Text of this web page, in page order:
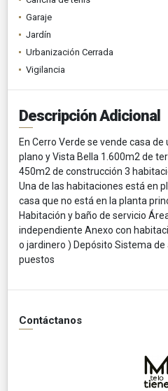
Garaje
Jardín
Urbanización Cerrada
Vigilancia
Descripción Adicional
En Cerro Verde se vende casa
plano y Vista Bella 1.600m2 de
450m2 de construcción 3
Una de las habitaciones está en
casa que no está en la planta
Habitación y baño de servicio
independiente Anexo con
o jardinero ) Depósito Sistema
puestos
Contáctanos